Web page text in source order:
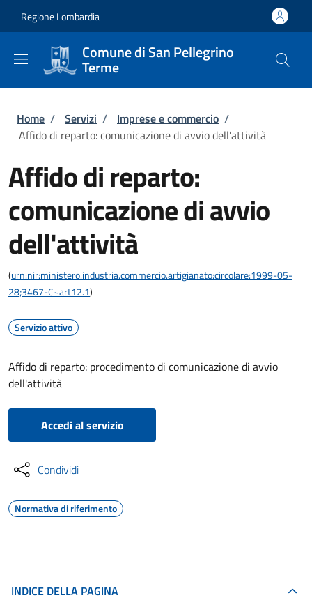
Regione Lombardia
Comune di San Pellegrino
Terme
Briciole di pane
Home / Servizi / Imprese e commercio /
Affido di reparto: comunicazione di avvio dell'attività
Affido di reparto:
comunicazione di avvio
dell'attività
(urn:nir:ministero.industria.commercio.artigianato:circolare:1999-05-
28;3467-C~art12.1)
Servizio attivo
Affido di reparto: procedimento di comunicazione di avvio
dell'attività
Accedi al servizio
Condividi
Normativa di riferimento
INDICE DELLA PAGINA